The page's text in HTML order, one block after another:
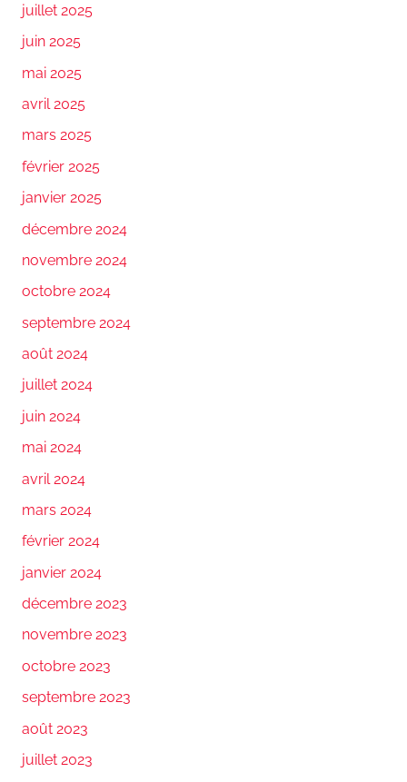
juillet 2025
juin 2025
mai 2025
avril 2025
mars 2025
février 2025
janvier 2025
décembre 2024
novembre 2024
octobre 2024
septembre 2024
août 2024
juillet 2024
juin 2024
mai 2024
avril 2024
mars 2024
février 2024
janvier 2024
décembre 2023
novembre 2023
octobre 2023
septembre 2023
août 2023
juillet 2023